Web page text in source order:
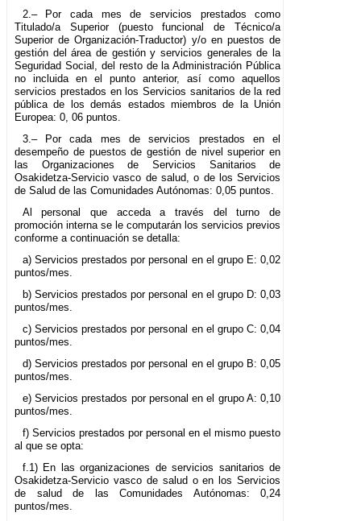
2.– Por cada mes de servicios prestados como
Titulado/a Superior (puesto funcional de Técnico/a
Superior de Organización-Traductor) y/o en puestos de
gestión del área de gestión y servicios generales de la
Seguridad Social, del resto de la Administración Pública
no incluida en el punto anterior, así como aquellos
servicios prestados en los Servicios sanitarios de la red
pública de los demás estados miembros de la Unión
Europea: 0, 06 puntos.
3.– Por cada mes de servicios prestados en el
desempeño de puestos de gestión de nivel superior en
las Organizaciones de Servicios Sanitarios de
Osakidetza-Servicio vasco de salud, o de los Servicios
de Salud de las Comunidades Autónomas: 0,05 puntos.
Al personal que acceda a través del turno de
promoción interna se le computarán los servicios previos
conforme a continuación se detalla:
a) Servicios prestados por personal en el grupo E: 0,02
puntos/mes.
b) Servicios prestados por personal en el grupo D: 0,03
puntos/mes.
c) Servicios prestados por personal en el grupo C: 0,04
puntos/mes.
d) Servicios prestados por personal en el grupo B: 0,05
puntos/mes.
e) Servicios prestados por personal en el grupo A: 0,10
puntos/mes.
f) Servicios prestados por personal en el mismo puesto
al que se opta:
f.1) En las organizaciones de servicios sanitarios de
Osakidetza-Servicio vasco de salud o en los Servicios
de salud de las Comunidades Autónomas: 0,24
puntos/mes.